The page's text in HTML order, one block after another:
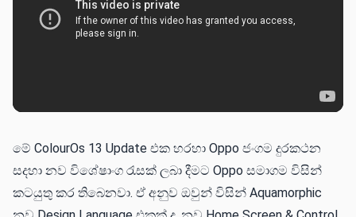
මේ ColourOs 13 Update එක හරහා Oppo ජංගම දුරකථන
සදහා නව විශේෂාංග රැසක් ලබා දීමට Oppo සමාගම විසින්
කටයුතු කර තිබෙනවා. ඒ අනුව ඔවුන් විසින් Aquamorphic